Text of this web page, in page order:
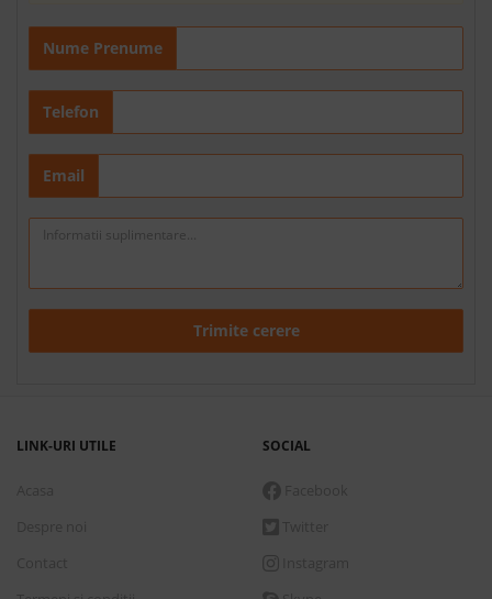
Nume Prenume
Telefon
Email
Trimite cerere
LINK-URI UTILE SOCIAL